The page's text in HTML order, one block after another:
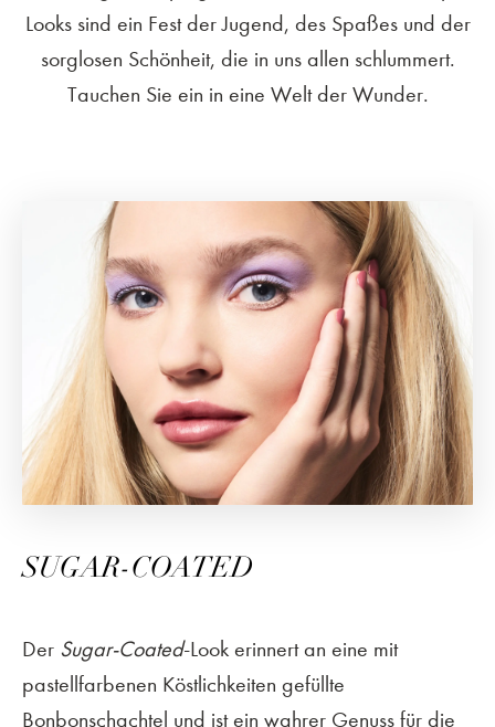
Looks sind ein Fest der Jugend, des Spaßes und der
sorglosen Schönheit, die in uns allen schlummert.
Tauchen Sie ein in eine Welt der Wunder.
SUGAR-COATED
Der Sugar-Coated-Look erinnert an eine mit
pastellfarbenen Köstlichkeiten gefüllte
Bonbonschachtel und ist ein wahrer Genuss für die